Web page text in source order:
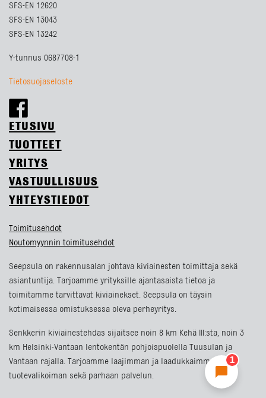
SFS-EN 12620
SFS-EN 13043
SFS-EN 13242
Y-tunnus 0687708-1
Tietosuojaseloste
ETUSIVU
TUOTTEET
YRITYS
VASTUULLISUUS
YHTEYSTIEDOT
Toimitusehdot
Noutomyynnin toimitusehdot
Seepsula on rakennusalan johtava kiviainesten toimittaja sekä
asiantuntija. Tarjoamme yrityksille ajantasaista tietoa ja
toimitamme tarvittavat kiviainekset. Seepsula on täysin
kotimaisessa omistuksessa oleva perheyritys.
Senkkerin kiviainestehdas sijaitsee noin 8 km Kehä III:sta, noin 3
km Helsinki-Vantaan lentokentän pohjoispuolella Tuusulan ja
Vantaan rajalla. Tarjoamme laajimman ja laadukkaimman
tuotevalikoiman sekä parhaan palvelun.